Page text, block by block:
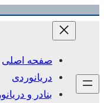
رفتن
صفحه اصلی
دریانوردی
بنادر و